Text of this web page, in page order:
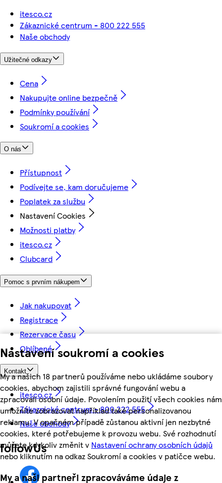
Nastavení soukromí a cookies
My a našich 18 partnerů používáme nebo ukládáme soubory
cookies, abychom zajistili správné fungování webu a
zpracovali osobní údaje. Povolením použití všech cookies nám
umožníte zobrazovat například také personalizovanou
reklamu. V opačném případě zůstanou aktivní jen nezbytné
cookies, které potřebujeme k provozu webu. Své rozhodnutí
můžete kdykoliv změnit v Nastavení ochrany osobních údajů
nebo kliknutím na odkaz Soukromí a cookies v patičce webu.
My a naši partneři zpracováváme údaje z
itesco.cz
Zákaznické centrum - 800 222 555
Naše obchody
Užitečné odkazy
Cena
Nakupujte online bezpečně
Podmínky používání
Soukromí a cookies
O nás
Přístupnost
Podívejte se, kam doručujeme
Poplatek za službu
Nastavení Cookies
Možnosti platby
itesco.cz
Clubcard
Pomoc s prvním nákupem
Jak nakupovat
Registrace
Rezervace času
Oblíbené
Kontakt
itesco.cz
Zákaznické centrum - 800 222 555
Naše obchody
followUs